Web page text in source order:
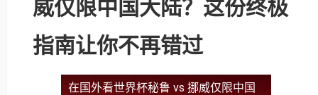
威仅限中国大陆？这份终极
指南让你不再错过
在国外看世界杯秘鲁 vs 挪威仅限中国